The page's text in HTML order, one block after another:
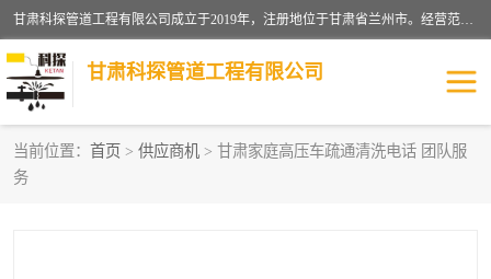
甘肃科探管道工程有限公司成立于2019年，注册地位于甘肃省兰州市。经营范围包括管道安装、清洗、疏通、维修、检测，防水工程，工程钻孔，化粪池清理，暖气安装，给排水管道安装维修，室内外管道如消防、供水、供热管道漏水检测定位，室内外防水堵漏等。
甘肃科探管道工程有限公司
当前位置： 首页 > 供应商机 > 甘肃家庭高压车疏通清洗电话 团队服
务